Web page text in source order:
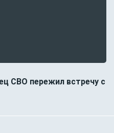
СВО пережил встречу с